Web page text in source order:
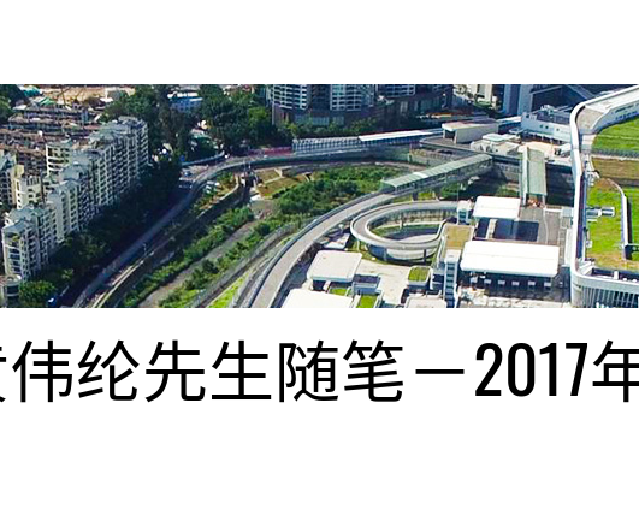
纶先生随笔－2017